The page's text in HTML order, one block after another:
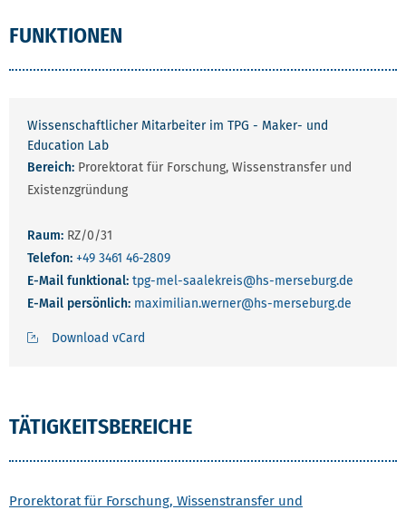
FUNKTIONEN
Wissenschaftlicher Mitarbeiter im TPG - Maker- und
Education Lab
Bereich: Prorektorat für Forschung, Wissenstransfer und
Existenzgründung
Raum: RZ/0/31
Telefon: +49 3461 46-2809
E-Mail funktional: tpg-mel-saalekreis@hs-merseburg.de
E-Mail persönlich: maximilian.werner@hs-merseburg.de
Download vCard
TÄTIGKEITSBEREICHE
Prorektorat für Forschung, Wissenstransfer und